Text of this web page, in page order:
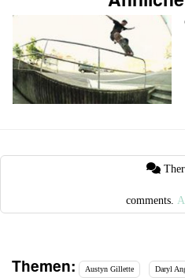
comments.
Themen: Austyn Gillette Daryl